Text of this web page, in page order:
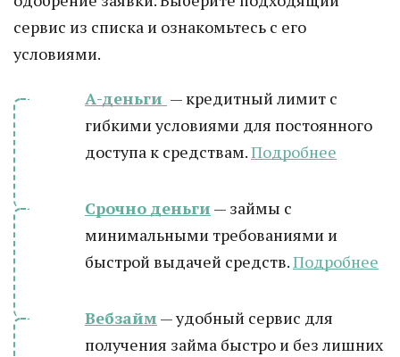
сервис из списка и ознакомьтесь с его
условиями.
А-деньги — кредитный лимит с
гибкими условиями для постоянного
доступа к средствам.Подробнее
Срочно деньги — займы с
минимальными требованиями и
быстрой выдачей средств.Подробнее
Вебзайм — удобный сервис для
получения займа быстро и без лишних